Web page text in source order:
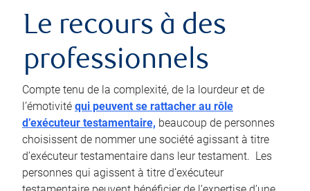
Le recours à des
professionnels
Compte tenu de la complexité, de la lourdeur et de
l’émotivité qui peuvent se rattacher au rôle
d’exécuteur testamentaire, beaucoup de personnes
choisissent de nommer une société agissant à titre
d’exécuteur testamentaire dans leur testament. Les
personnes qui agissent à titre d’exécuteur